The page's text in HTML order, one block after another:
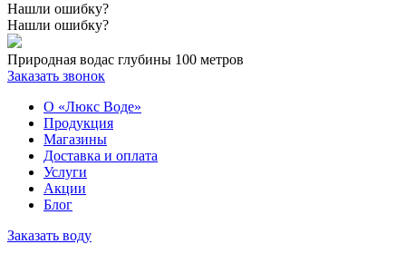
Нашли ошибку?
Нашли ошибку?
Природная водас глубины 100 метров
Заказать звонок
О «Люкс Воде»
Продукция
Магазины
Доставка и оплата
Услуги
Акции
Блог
Заказать воду